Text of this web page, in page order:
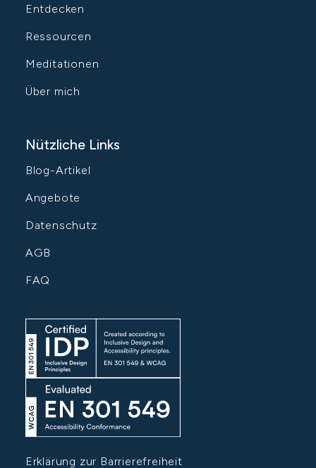
Entdecken
Ressourcen
Meditationen
Über mich
Nützliche Links
Blog-Artikel
Angebote
Datenschutz
AGB
FAQ
Erklärung zur Barrierefreiheit